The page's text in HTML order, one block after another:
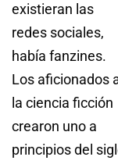
existieran las
redes sociales,
había fanzines.
Los aficionados
la ciencia ficción
crearon uno a
principios del